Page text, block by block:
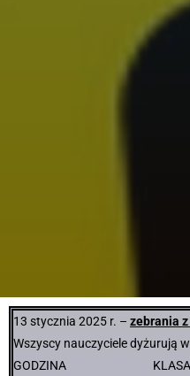
13 stycznia 2025 r. – zebrania
Wszyscy nauczyciele dyżurują
GODZINA
KLASA